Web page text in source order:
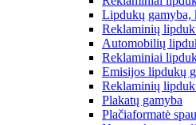
Lipdukų gamyba,
Reklaminių
Automobilių
Reklaminiai
Emisijos lipdukų
Reklaminių
Plakatų gamyba
Plačiaformatė